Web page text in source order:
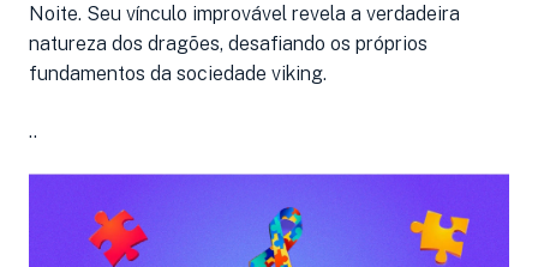
Noite. Seu vínculo improvável revela a verdadeira
natureza dos dragões, desafiando os próprios
fundamentos da sociedade viking.
..